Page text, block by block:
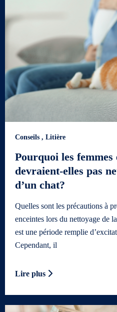
Conseils , Litière
Pourquoi les femmes
devraient-elles pas
d’un chat?
Quelles sont les précautions à
enceintes lors du nettoyage de
est une période remplie
Cependant, il
Lire plus